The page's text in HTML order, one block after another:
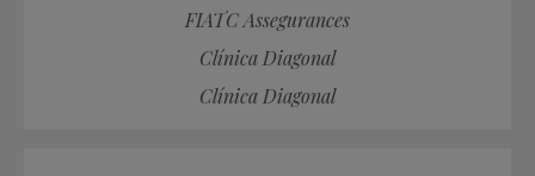
FIATC Assegurances
Clínica Diagonal
Clínica Diagonal